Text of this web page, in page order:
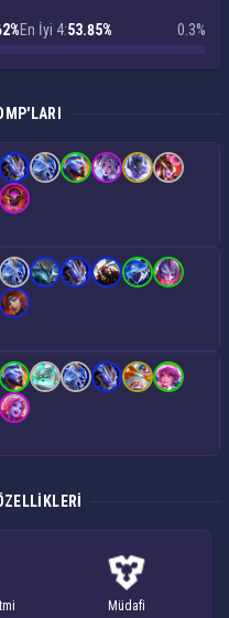
En İyi 4:53.85% 0.3%
Müdafi